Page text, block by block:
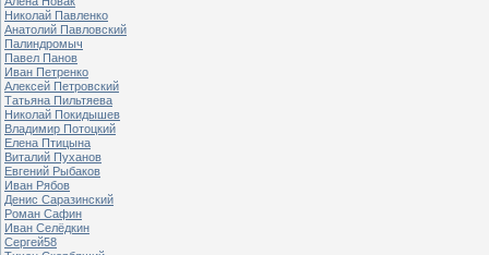
Николай Павленко
Анатолий Павловский
Палиндромыч
Павел Панов
Иван Петренко
Алексей Петровский
Татьяна Пильтяева
Николай Покидышев
Владимир Потоцкий
Елена Птицына
Виталий Пуханов
Евгений Рыбаков
Иван Рябов
Денис Саразинский
Роман Сафин
Иван Селёдкин
Сергей58